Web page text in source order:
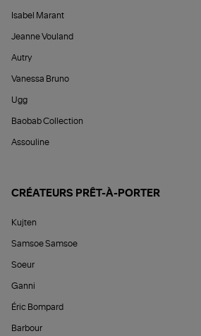
Isabel Marant
Jeanne Vouland
Autry
Vanessa Bruno
Ugg
Baobab Collection
Assouline
CRÉATEURS PRÊT-À-PORTER
Kujten
Samsoe Samsoe
Soeur
Ganni
Éric Bompard
Barbour